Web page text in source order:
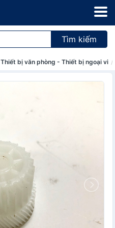
Tìm kiếm
Thiết bị văn phòng - Thiết bị ngoại vi